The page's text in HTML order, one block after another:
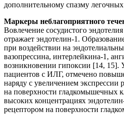
дополнительному спазму
Маркеры неблагоприятного
Вовлечение сосудистого
отражает эндотелин-1.
при воздействии на
вазопрессина, интерлейкина-1,
возникновении гипоксии [14,
пациентов с ИЛГ, отмечено
наряду с увеличением экспрессии
на поверхности гладкомышечных
высоких концентрациях
рецептором на поверхности